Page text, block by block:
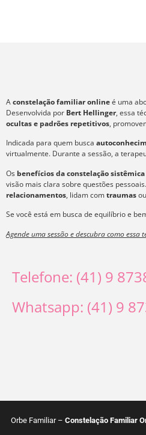
Aconstelação familiar onlineé uma
Desenvolvida por Bert Hellinger, essa
ocultas e padrões repetitivos,
Indicada para quem busca
virtualmente. Durante a sessão, a
Os benefícios da constelação sistêmica
visão mais clara sobre questões
relacionamentos, lidam comtraumas
Se você está em busca de equilíbrio e
Agende uma sessão e descubra como
Telefone: (41) 9
Whatsapp: (41) 9
Orbe Familiar – Constelação Familiar